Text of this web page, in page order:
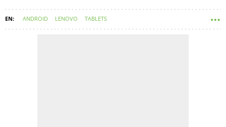
ANDROID LENOVO TABLETS